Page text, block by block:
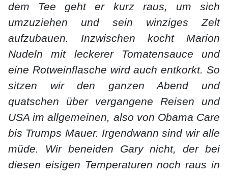
dem Tee geht er kurz raus, um sich
umzuziehen und sein winziges Zelt
aufzubauen. Inzwischen kocht Marion
Nudeln mit leckerer Tomatensauce und
eine Rotweinflasche wird auch entkorkt. So
sitzen wir den ganzen Abend und
quatschen über vergangene Reisen und
USA im allgemeinen, also von Obama Care
bis Trumps Mauer. Irgendwann sind wir alle
müde. Wir beneiden Gary nicht, der bei
diesen eisigen Temperaturen noch raus in